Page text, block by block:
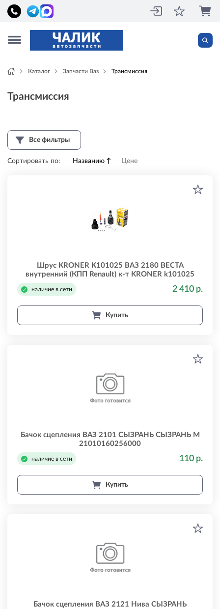
Каталог Запчасти Ваз Трансмиссия
Трансмиссия
Все фильтры
Сортировать по: Названию ↑ Цене
Шрус KRONER K101025 ВАЗ 2180 ВЕСТА
внутренний (КПП Renault) к-т KRONER k101025
наличие в сети 2 410 р.
Купить
Бачок сцепления ВАЗ 2101 СЫЗРАНЬ СЫЗРАНЬ М
21010160256000
наличие в сети 110 р.
Купить
Бачок сцепления ВАЗ 2121 Нива СЫЗРАНЬ